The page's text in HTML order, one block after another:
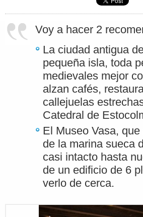
Voy a hacer 2
La ciudad antigua
pequeña isla, toda
medievales mejor
alzan cafés,
callejuelas
Catedral de
El Museo Vasa,
de la marina sueca
casi intacto hasta
de un edificio de 6
verlo de cerca.